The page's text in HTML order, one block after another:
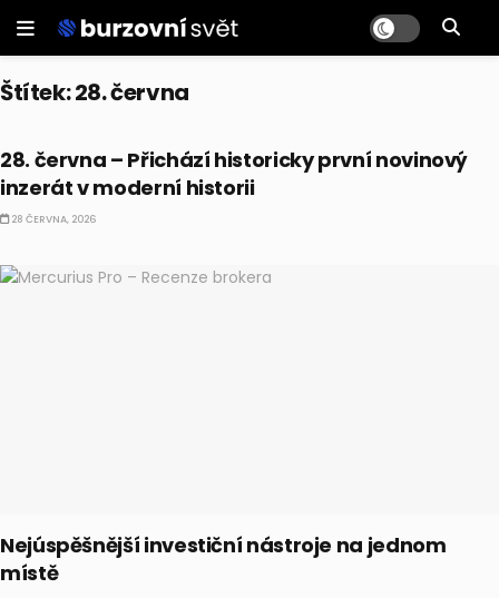
Štítek:28. června
28. června – Přichází historicky první novinový
inzerát v moderní historii
28 ČERVNA, 2026
Nejúspěšnější investiční nástroje na jednom
místě